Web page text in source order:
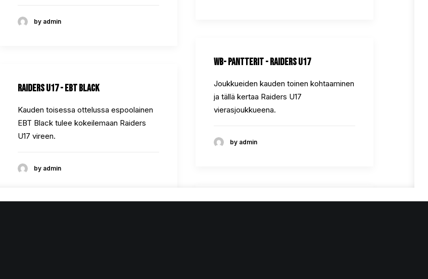
by admin
WB- Pantterit - Raiders U17
Joukkueiden kauden toinen kohtaaminen
ja tällä kertaa Raiders U17
vierasjoukkueena.
by admin
Raiders U17 - EBT Black
Kauden toisessa ottelussa espoolainen
EBT Black tulee kokeilemaan Raiders
U17 vireen.
by admin